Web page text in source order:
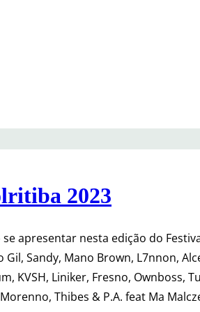
2023
apresentar nesta edição do
Sandy, Mano Brown, L7nnon,
KVSH, Liniker, Fresno, Ownboss,
Thibes & P.A. feat Ma